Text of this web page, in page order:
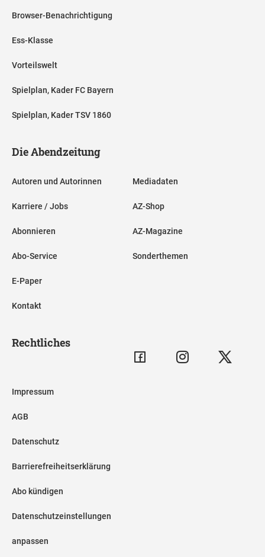
Browser-Benachrichtigung
Ess-Klasse
Vorteilswelt
Spielplan, Kader FC Bayern
Spielplan, Kader TSV 1860
Die Abendzeitung
Autoren und Autorinnen
Karriere / Jobs
Abonnieren
Abo-Service
E-Paper
Kontakt
Mediadaten
AZ-Shop
AZ-Magazine
Sonderthemen
Rechtliches
Impressum
AGB
Datenschutz
Barrierefreiheitserklärung
Abo kündigen
Datenschutzeinstellungen
anpassen